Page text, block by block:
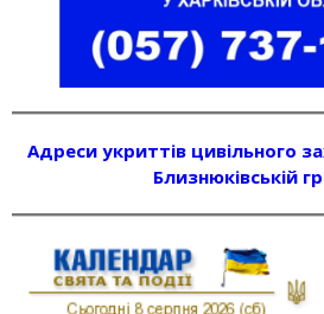
Адреси укриттів цивільного
Близнюківській